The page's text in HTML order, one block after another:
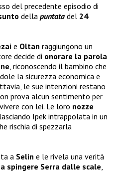
del precedente episodio di
della puntata del 24
e Oltan raggiungono un
decide di onorare la parola
, riconoscendo il bambino che
la sicurezza economica e
le sue intenzioni restano
prova alcun sentimento per
con lei. Le loro nozze
, lasciando Ipek intrappolata in un
rischia di spezzarla
a Selin e le rivela una verità
spingere Serra dalle scale